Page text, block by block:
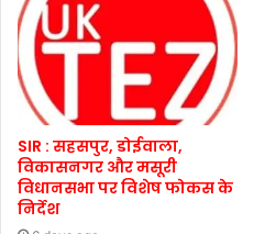
SIR : सहसपुर, डोईवाला,
विकासनगर और मसूरी
विधानसभा पर विशेष फोकस के
निर्देश